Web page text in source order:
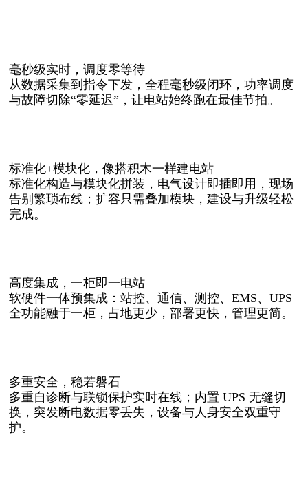
毫秒级实时，调度零等待
从数据采集到指令下发，全程毫秒级闭环，功率调度
与故障切除“零延迟”，让电站始终跑在最佳节拍。
标准化+模块化，像搭积木一样建电站
标准化构造与模块化拼装，电气设计即插即用，现场
告别繁琐布线；扩容只需叠加模块，建设与升级轻松
完成。
高度集成，一柜即一电站
软硬件一体预集成：站控、通信、测控、EMS、UPS
全功能融于一柜，占地更少，部署更快，管理更简。
多重安全，稳若磐石
多重自诊断与联锁保护实时在线；内置 UPS 无缝切
换，突发断电数据零丢失，设备与人身安全双重守
护。